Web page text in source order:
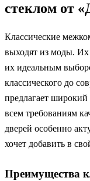
стеклом от
Классические
выходят из моды. Их
их идеальным
классического до
предлагает широкий
всем требованиям
дверей особенно
хочет добавить в
Преимущества